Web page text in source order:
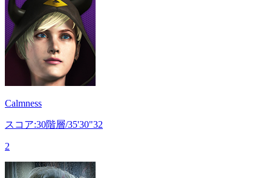
Calmness
スコア:30階層/35'30"32
2